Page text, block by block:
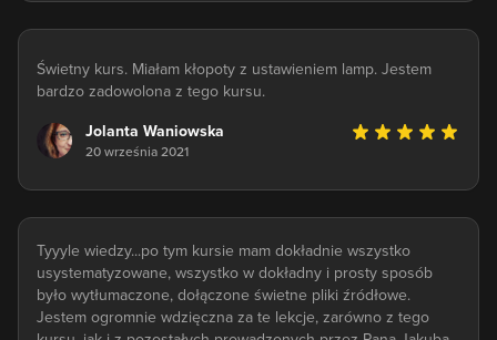
Świetny kurs. Miałam kłopoty z ustawieniem lamp. Jestem
bardzo zadowolona z tego kursu.
Jolanta Waniowska
20 września 2021
Tyyyle wiedzy...po tym kursie mam dokładnie wszystko
usystematyzowane, wszystko w dokładny i prosty sposób
było wytłumaczone, dołączone świetne pliki źródłowe.
Jestem ogromnie wdzięczna za te lekcje, zarówno z tego